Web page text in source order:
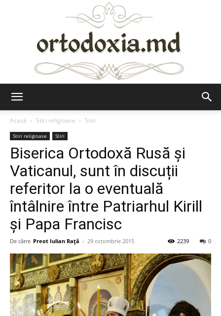
Acasă
Stiri religioase Stiri
Stiri religioase Stiri
Biserica Ortodoxă Rusă și
Vaticanul, sunt în discuții
referitor la o eventuală
întâlnire între Patriarhul Kirill
și Papa Francisc
De către Preot Iulian Raţă - 29 octombrie 2015 0
2239